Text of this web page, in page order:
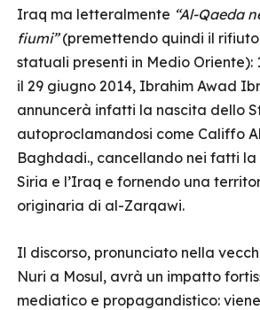
Iraq ma letteralmente “Al-Qaeda
fiumi”(premettendo quindi il
statuali presenti in Medio Oriente):
il 29 giugno 2014, Ibrahim Awad
annuncerà infatti la nascita dello
autoproclamandosi come Califfo
Baghdadi., cancellando nei fatti
Siria e l’Iraq e fornendo una
originaria di al-Zarqawi.
Il discorso, pronunciato nella
Nuri a Mosul, avrà un impatto
mediatico e propagandistico: